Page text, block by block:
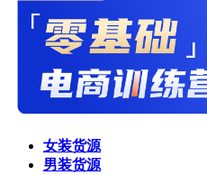
女装货源
男装货源